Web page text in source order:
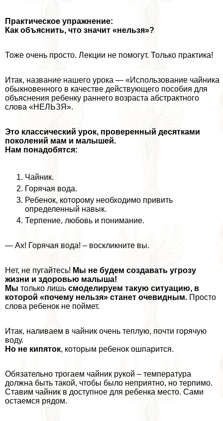
Пpaктическое упражнение:
Как объяснить, что значит «нельзя»?
Тоже очень просто. Лекции не помогут. Только пpaктика!
Итак, название нашего урока — «Использование чайника
обыкновенного в качестве действующего пособия для
объяснения ребенку раннего возраста абстpaктного
слова «НЕЛЬЗЯ».
Это классический урок, проверенный десятками
поколений мам и малышей.
Нам понадобятся:
Чайник.
Горячая вода.
Ребенок, которому необходимо привить
определенный навык.
Терпение, любовь и понимание.
— Ах! Горячая вода! – воскликните вы.
Нет, не пугайтесь! Мы не будем создавать угрозу
жизни и здоровью малыша!
Мы только лишь смоделируем такую ситуацию, в
которой «почему нельзя» станет очевидным. Просто
слова ребенок не поймет.
Итак, наливаем в чайник очень теплую, почти горячую
воду.
Но не кипяток, которым ребенок ошпарится.
Обязательно трогаем чайник рукой – температура
должна быть такой, чтобы было неприятно, но терпимо.
Ставим чайник в доступное для ребенка место. Сами
остаемся рядом.